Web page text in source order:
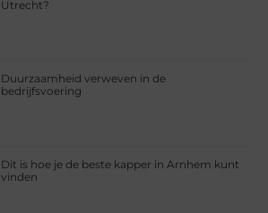
Utrecht?
Duurzaamheid verweven in de
bedrijfsvoering
Dit is hoe je de beste kapper in Arnhem kunt
vinden